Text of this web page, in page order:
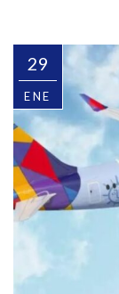
29
ENE